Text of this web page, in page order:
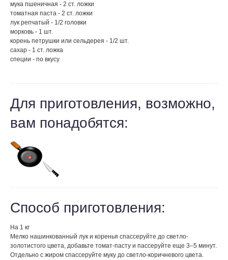
мука пшеничная - 2 ст. ложки
томатная паста - 2 ст. ложки
лук репчатый - 1/2 головки
морковь - 1 шт.
корень петрушки или сельдерея - 1/2 шт.
сахар - 1 ст. ложка
специи - по вкусу
Для приготовления, возможно,
вам понадобятся:
Способ приготовления:
На 1 кг
Мелко нашинкованный лук и коренья спассеруйте до светло-
золотистого цвета, добавьте томат-пасту и пассеруйте еще 3–5 минут.
Отдельно с жиром спассеруйте муку до светло-коричневого цвета.